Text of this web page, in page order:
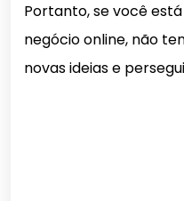
Portanto, se você
negócio online, não
novas ideias e